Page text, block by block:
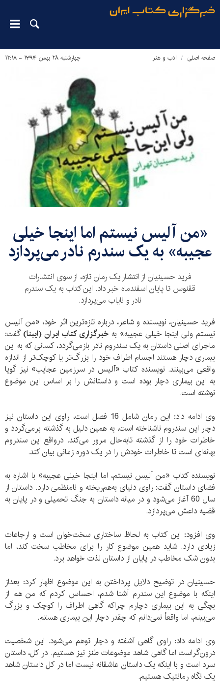
صفحه اصلی ادب و هنر چهارشنبه ۲۸ بهمن ۱۳۹۴ - ۱۲:۱۸
«من آلیس نیستم اما اینجا خیلی
عجیبه» به یک سندرم نادر می‌پردازد
فرید حسینیان از انتشار یک رمان تازه، از سوی انتشارات
ققنوس تا پایان اسفندماه خبر داد. این کتاب به یک سندرم
نادر و نایاب می‌پردازد.
فرید حسینیان، نویسنده و شاعر، درباره تازه‌ترین اثر خود، «من آلیس
نیستم ولی اینجا خیلی عجیبه» به خبرگزاری کتاب ایران (ایبنا)گفت:
ماجرای اصلی داستان به یک سندروم نادر بازمی‌گردد، کسانی که به این
بیماری دچار هستند اجسام اطراف خود را بزرگ‌تر یا کوچک‌تر از اندازه
واقعی می‌بینند. نویسنده کتاب «آلیس در سرزمین عجایب» نیز گویا
به این بیماری دچار بوده است و داستانش را بر اساس این موضوع
نوشته است.
وی ادامه داد: این رمان شامل 16 فصل است، راوی این داستان نیز
دچار این سندروم ناشناخته است، به همین دلیل به گذشته برمی‌گردد و
خاطرات خود را از گذشته تابه‌حال مرور می‌کند. درواقع این سندروم
بهانه‌ای است تا خاطرات خودش را در یک دوره زمانی بیان کند.
نویسنده کتاب «من آلیس نیستم، اما اینجا خیلی عجیبه» با اشاره به
فضای داستان گفت: راوی دنیای به‌هم‌ریخته و نامنظمی دارد. داستان از
سال 60 آغاز می‌شود و در میانه داستان به جنگ تحمیلی و در پایان به
قضیه داعش می‌پردازد.
وی افزود: این کتاب به لحاظ ساختاری سخت‌خوان است و ارجاعات
زیادی دارد. شاید همین موضوع کار را برای مخاطب سخت کند، اما
بدون شک مخاطب در پایان از داستان لذت خواهد برد.
حسینیان در توضیح دلایل پرداختن به این موضوع اظهار کرد: بعداز
اینکه با موضوع این سندرم آشنا شدم، احساس کردم که من هم از
بچگی به این بیماری دچارم چراکه گاهی اطراف را کوچک و بزرگ
می‌بینم، اما واقعاً نمی‌دانم که چقدر دچار این بیماری هستم.
وی ادامه داد: راوی گاهی آشفته و دچار توهم می‌شود. این شخصیت
درون‌گراست اما گاهی شاهد موضوعات طنز نیز هستیم. در کل، داستان
سرد است و با اینکه یک داستان عاشقانه نیست اما در کل داستان شاهد
یک نگاه رمانتیک هستیم.